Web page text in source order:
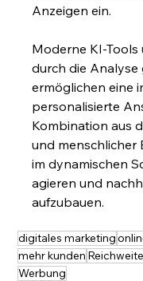
Anzeigen ein.
Moderne KI-
durch die
ermöglichen eine
personalisierte
Kombination aus
und menschlicher
im dynamischen
agieren und
aufzubauen.
digitales marketing
mehr kunden
Werbung